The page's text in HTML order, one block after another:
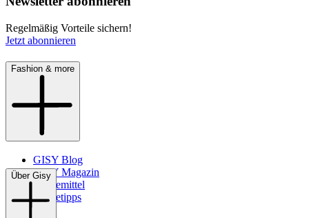
Regelmäßig Vorteile sichern!
Jetzt abonnieren
Fashion & more
GISY Blog
GISY Magazin
Pflegemittel
Pflegetipps
Über Gisy